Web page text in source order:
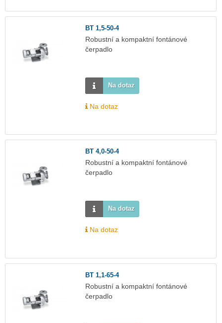
BT 1,5-50-4
Robustní a kompaktní fontánové
čerpadlo
Na dotaz
Na dotaz
BT 4,0-50-4
Robustní a kompaktní fontánové
čerpadlo
Na dotaz
Na dotaz
BT 1,1-65-4
Robustní a kompaktní fontánové
čerpadlo